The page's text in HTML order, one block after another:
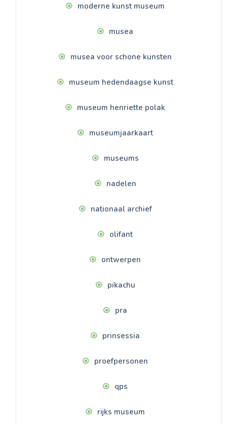
moderne kunst museum
musea
musea voor schone kunsten
museum hedendaagse kunst
museum henriette polak
museumjaarkaart
museums
nadelen
nationaal archief
olifant
ontwerpen
pikachu
pra
prinsessia
proefpersonen
qps
rijks museum